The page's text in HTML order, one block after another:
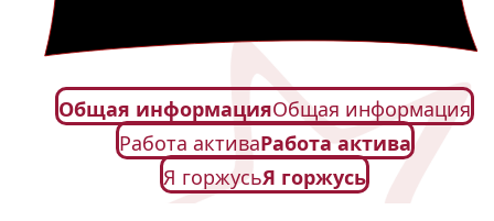
Общая информацияОбщая информация
Работа активаРабота актива
Я горжусьЯ горжусь